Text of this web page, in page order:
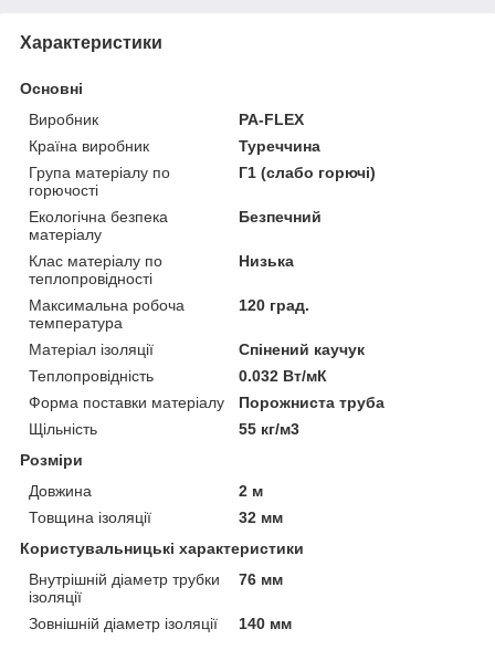
Характеристики
Основні
Виробник
PA-FLEX
Країна виробник
Туреччина
Група матеріалу по
горючості
Г1 (слабо горючі)
Екологічна безпека
матеріалу
Безпечний
Клас матеріалу по
теплопровідності
Низька
Максимальна робоча
температура
120 град.
Матеріал ізоляції
Спінений каучук
Теплопровідність
0.032 Вт/мК
Форма поставки матеріалу
Порожниста труба
Щільність
55 кг/м3
Розміри
Довжина
2 м
Товщина ізоляції
32 мм
Користувальницькі характеристики
Внутрішній діаметр трубки
ізоляції
76 мм
Зовнішній діаметр ізоляції 140 мм